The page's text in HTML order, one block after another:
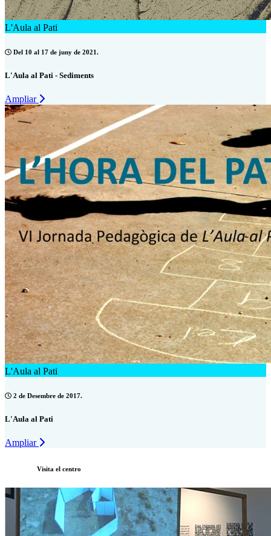
L'Aula al Pati
Del 10 al 17 de juny de 2021.
L'Aula al Pati - Sediments
Ampliar
L'Aula al Pati
2 de Desembre de 2017.
L'Aula al Pati
Ampliar
Visita el centro